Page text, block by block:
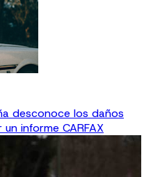
desconoce los daños
informe CARFAX